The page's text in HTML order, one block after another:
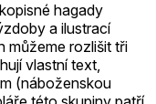
hagady
a ilustrací
můžeme rozlišit tři
vlastní text,
(náboženskou